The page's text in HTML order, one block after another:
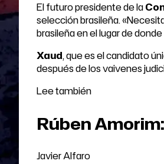
El futuro presidente de la
selección brasileña.
brasileña en el lugar de
Xaud, que es el candidato
después de los vaivenes
Lee también
Rúben
Javier Alfaro